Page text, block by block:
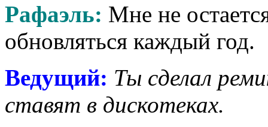
Рафаэль: Мне не
обновляться каждый год.
Ведущий: Ты сделал
ставят в дискотеках.